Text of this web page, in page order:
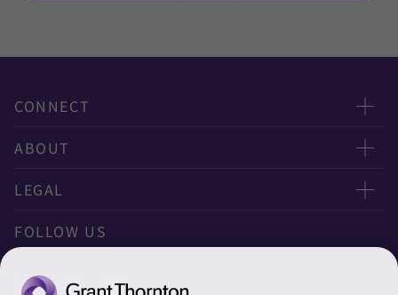
CONNECT
お問い合わせ
ニュースレター申し込み
グローバル
グローバルリーチ
ABOUT
太陽有限責任監査法人
太陽グラントソントン税理士法人
LEGAL
利用規約
FOLLOW US